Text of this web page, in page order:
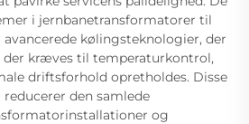
i jernbanetransformatorer til
kølingsteknologier, der
der kræves til temperaturkontrol,
driftsforhold opretholdes. Disse
den samlede
og